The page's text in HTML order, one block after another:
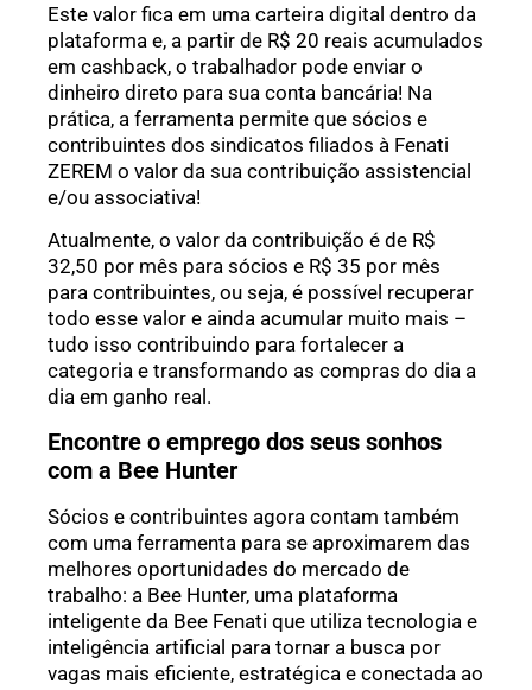
Este valor fica em uma carteira digital dentro da
plataforma e, a partir de R$ 20 reais acumulados
em cashback, o trabalhador pode enviar o
dinheiro direto para sua conta bancária! Na
prática, a ferramenta permite que sócios e
contribuintes dos sindicatos filiados à Fenati
ZEREM o valor da sua contribuição assistencial
e/ou associativa!
Atualmente, o valor da contribuição é de R$
32,50 por mês para sócios e R$ 35 por mês
para contribuintes, ou seja, é possível recuperar
todo esse valor e ainda acumular muito mais –
tudo isso contribuindo para fortalecer a
categoria e transformando as compras do dia a
dia em ganho real.
Encontre o emprego dos seus sonhos
com a Bee Hunter
Sócios e contribuintes agora contam também
com uma ferramenta para se aproximarem das
melhores oportunidades do mercado de
trabalho: a Bee Hunter, uma plataforma
inteligente da Bee Fenati que utiliza tecnologia e
inteligência artificial para tornar a busca por
vagas mais eficiente, estratégica e conectada ao